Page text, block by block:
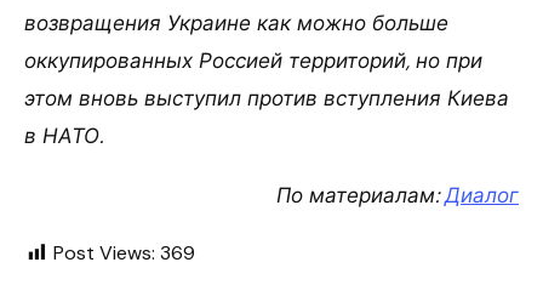
возвращения Украине как можно больше
оккупированных Россией территорий, но при
этом вновь выступил против вступления Киева
в НАТО.
По материалам:Диалог
Post Views: 369